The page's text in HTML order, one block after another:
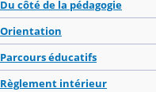
Du côté de la pédagogie
Orientation
Parcours éducatifs
Règlement intérieur